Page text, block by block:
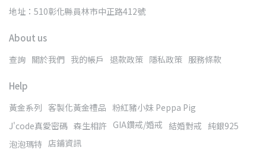
地址：510彰化縣員林市中正路412號
About us
查詢 關於我們 我的帳戶 退款政策 隱私政策 服務條款
Help
黃金系列 客製化黃金禮品 粉紅豬小妹 Peppa Pig
J'code真愛密碼 森生相許 GIA鑽戒/婚戒 結婚對戒 純銀925
泡泡瑪特 店鋪資訊